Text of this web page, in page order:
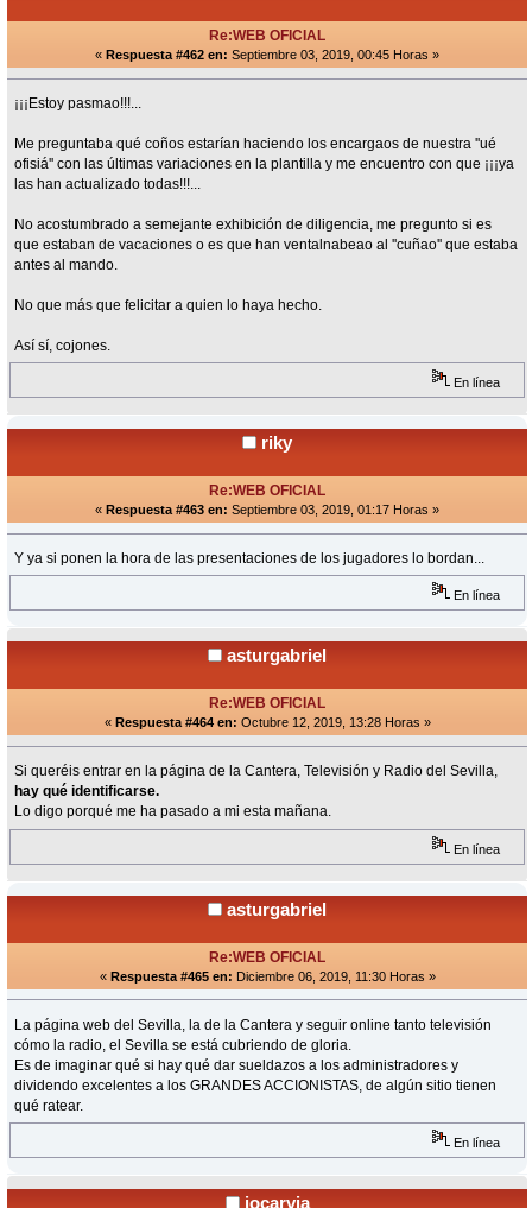
Re:WEB OFICIAL
« Respuesta #462 en: Septiembre 03, 2019, 00:45 Horas »
¡¡¡Estoy pasmao!!!...
Me preguntaba qué coños estarían haciendo los encargaos de nuestra ''ué
ofisiá'' con las últimas variaciones en la plantilla y me encuentro con que ¡¡¡ya
las han actualizado todas!!!...
No acostumbrado a semejante exhibición de diligencia, me pregunto si es
que estaban de vacaciones o es que han ventalnabeao al ''cuñao'' que estaba
antes al mando.
No que más que felicitar a quien lo haya hecho.
Así sí, cojones.
En línea
riky
Re:WEB OFICIAL
« Respuesta #463 en: Septiembre 03, 2019, 01:17 Horas »
Y ya si ponen la hora de las presentaciones de los jugadores lo bordan...
En línea
asturgabriel
Re:WEB OFICIAL
« Respuesta #464 en: Octubre 12, 2019, 13:28 Horas »
Si queréis entrar en la página de la Cantera, Televisión y Radio del Sevilla,
hay qué identificarse.
Lo digo porqué me ha pasado a mi esta mañana.
En línea
asturgabriel
Re:WEB OFICIAL
« Respuesta #465 en: Diciembre 06, 2019, 11:30 Horas »
La página web del Sevilla, la de la Cantera y seguir online tanto televisión
cómo la radio, el Sevilla se está cubriendo de gloria.
Es de imaginar qué si hay qué dar sueldazos a los administradores y
dividendo excelentes a los GRANDES ACCIONISTAS, de algún sitio tienen
qué ratear.
En línea
jocarvia